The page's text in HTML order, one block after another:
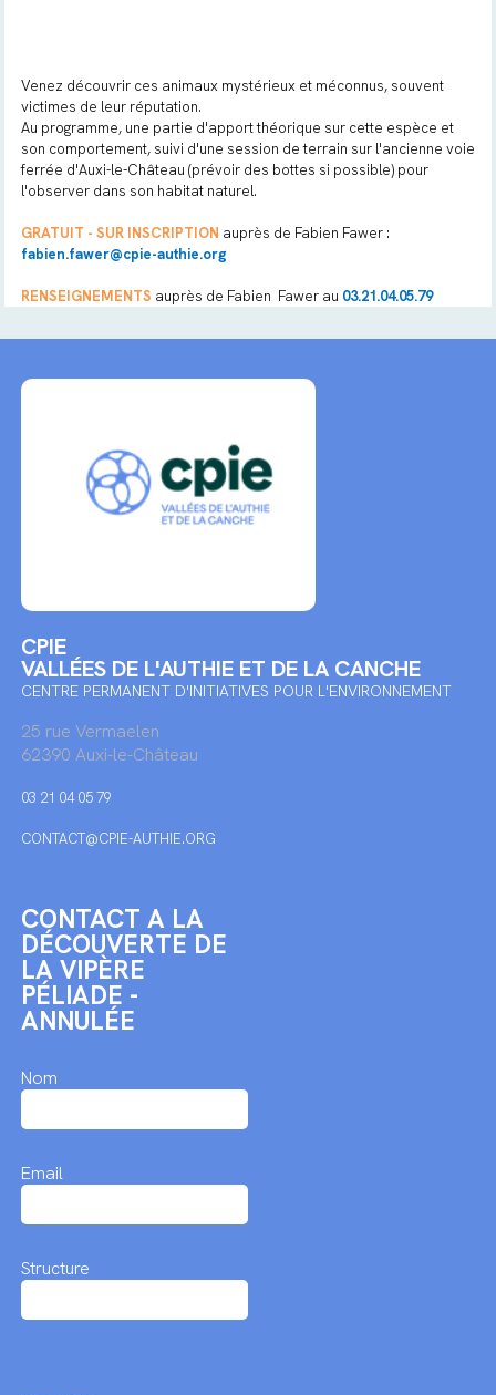
Venez découvrir ces animaux mystérieux et méconnus, souvent
victimes de leur réputation.
Au programme, une partie d'apport théorique sur cette espèce et
son comportement, suivi d'une session de terrain sur l'ancienne voie
ferrée d'Auxi-le-Château (prévoir des bottes si possible) pour
l'observer dans son habitat naturel.
GRATUIT - SUR INSCRIPTION auprès de Fabien Fawer :
fabien.fawer@cpie-authie.org
RENSEIGNEMENTS auprès de Fabien Fawer au 03.21.04.05.79
CPIE
VALLÉES DE L'AUTHIE ET DE LA CANCHE
CENTRE PERMANENT D'INITIATIVES POUR L'ENVIRONNEMENT
25 rue Vermaelen
62390 Auxi-le-Château
03 21 04 05 79
CONTACT@CPIE-AUTHIE.ORG
CONTACT A LA
DÉCOUVERTE DE
LA VIPÈRE
PÉLIADE -
ANNULÉE
Nom
Email
Structure